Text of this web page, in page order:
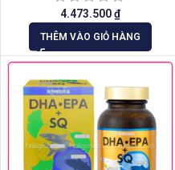
4.473.500₫
THÊM VÀO GIỎ HÀNG